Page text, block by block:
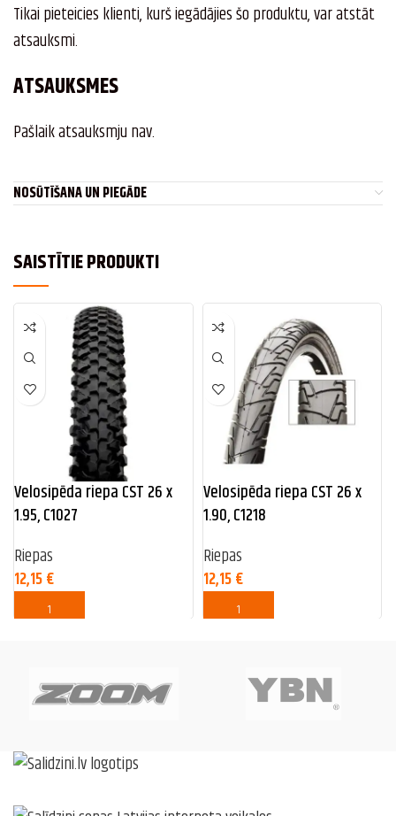
ATSAUKSMES
Pašlaik atsauksmju nav.
Tikai pieteicies klienti, kurš iegādājies šo produktu, var atstāt
atsauksmi.
NOSŪTĪŠANA UN PIEGĀDE
SAISTĪTIE PRODUKTI
Velosipēda riepa CST 26 x
1.95, C1027
Riepas
12,15€
Velosipēda riepa CST 26 x
1.90, C1218
Riepas
12,15€